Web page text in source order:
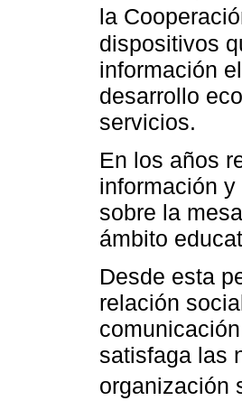
la
dispositivos
información
desarrollo
servicios.
En los años
información
sobre la
ámbito
Desde esta
relación
satisfaga las
organización